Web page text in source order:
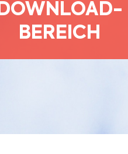
DOWNLOAD-
BEREICH